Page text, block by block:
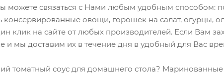
можете связаться с Нами любым удобным способом:
консервированные овощи, горошек на салат, огурцы,
клик на сайте от любых производителей. Если Вам
и мы доставим их в течение дня в удобный для Вас
томатный соус для домашнего стола?